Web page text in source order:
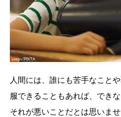
人間には、誰にも苦手なこと
服できることもあれば、でき
それが悪いことだとは思いませ